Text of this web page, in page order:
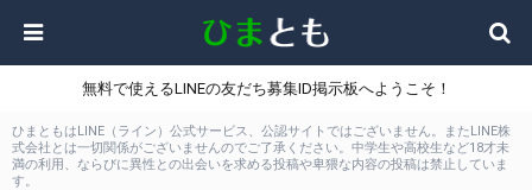
無料で使えるLINEの友だち募集ID掲示板へようこそ！
ひまともはLINE（ライン）公式サービス、公認サイトではございません。またLINE株
式会社とは一切関係がございませんのでご了承ください。中学生や高校生など18才未
満の利用、ならびに異性との出会いを求める投稿や卑猥な内容の投稿は禁止していま
す。